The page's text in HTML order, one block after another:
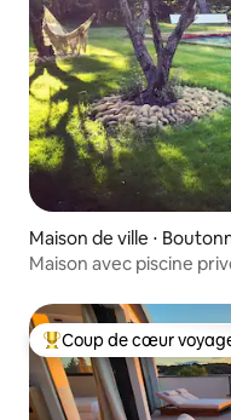
Maison de ville ⋅
Maison avec piscine
Coups de cœur
Coup de cœur